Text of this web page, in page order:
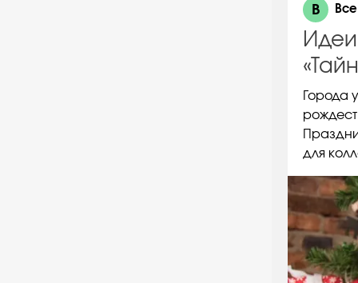
В
Города
для